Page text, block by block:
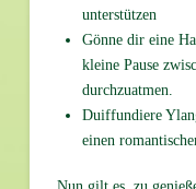
unterstützen
Gönne dir eine
kleine Pause
durchzuatmen.
Duiffundiere
einen